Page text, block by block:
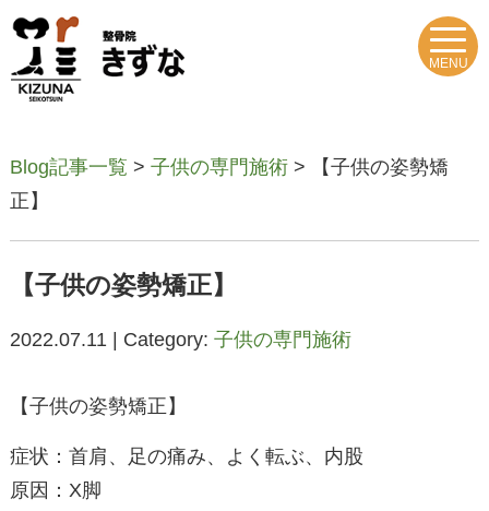
MENU
Blog記事一覧 > 子供の専門施術> 【子供の姿勢矯
正】
【子供の姿勢矯正】
2022.07.11 | Category: 子供の専門施術
【子供の姿勢矯正】
症状：首肩、足の痛み、よく転ぶ、内股
原因：X脚